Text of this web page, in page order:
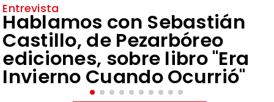
Entrevista
Hablamos con Sebastián
Castillo, de Pezarbóreo
ediciones, sobre libro "Era
Invierno Cuando Ocurrió"